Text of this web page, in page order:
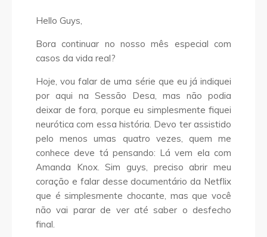
Hello Guys,
Bora continuar no nosso mês especial com
casos da vida real?
Hoje, vou falar de uma série que eu já indiquei
por aqui na Sessão Desa, mas não podia
deixar de fora, porque eu simplesmente fiquei
neurótica com essa história. Devo ter assistido
pelo menos umas quatro vezes, quem me
conhece deve tá pensando: Lá vem ela com
Amanda Knox. Sim guys, preciso abrir meu
coração e falar desse documentário da Netflix
que é simplesmente chocante, mas que você
não vai parar de ver até saber o desfecho
final.